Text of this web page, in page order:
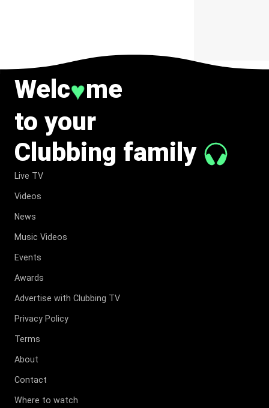
Welc♥me
to your
Clubbing family
Live TV
Videos
News
Music Videos
Events
Awards
Advertise with Clubbing TV
Privacy Policy
Terms
About
Contact
Where to watch